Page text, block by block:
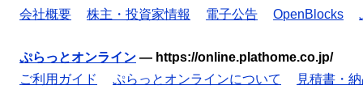
会社概要
株主・投資家情報 電子公告 OpenBlocks
ぷらっとオンライン — https://online.plathome.co.jp/
ご利用ガイド
ぷらっとオンラインについて
見積書・